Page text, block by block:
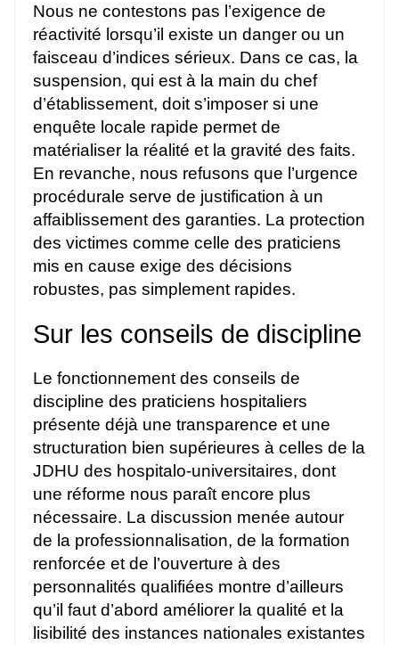
Nous ne contestons pas l’exigence de
réactivité lorsqu’il existe un danger ou un
faisceau d’indices sérieux. Dans ce cas, la
suspension, qui est à la main du chef
d’établissement, doit s’imposer si une
enquête locale rapide permet de
matérialiser la réalité et la gravité des faits.
En revanche, nous refusons que l’urgence
procédurale serve de justification à un
affaiblissement des garanties. La protection
des victimes comme celle des praticiens
mis en cause exige des décisions
robustes, pas simplement rapides.
Sur les conseils de discipline
Le fonctionnement des conseils de
discipline des praticiens hospitaliers
présente déjà une transparence et une
structuration bien supérieures à celles de la
JDHU des hospitalo-universitaires, dont
une réforme nous paraît encore plus
nécessaire. La discussion menée autour
de la professionnalisation, de la formation
renforcée et de l’ouverture à des
personnalités qualifiées montre d’ailleurs
qu’il faut d’abord améliorer la qualité et la
lisibilité des instances nationales existantes